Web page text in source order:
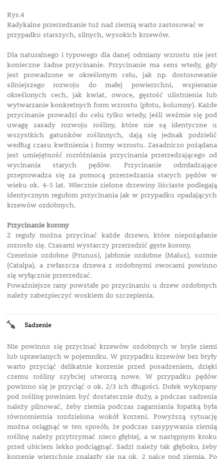
Rys.4
Radykalne przerzedzanie tuż nad ziemią warto zastosować w
przypadku starszych, silnych, wysokich krzewów.
Dla naturalnego i typowego dla danej odmiany wzrostu nie jest
konieczne żadne przycinanie. Przycinanie ma sens wtedy, gdy
jest prowadzone w określonym celu, jak np. dostosowanie
silniejszego rozwoju do małej powierzchni, wspieranie
określonych cech, jak kwiat, owoce, gęstość ulistnienia lub
wytwarzanie konkretnych form wzrostu (płotu, kolumny). Każde
przycinanie prowadzi do celu tylko wtedy, jeśli weźmie się pod
uwagę zasady rozwoju rośliny, które nie są identyczne u
wszystkich gatunków roślinnych, dają się jednak podzielić
według czasu kwitnienia i formy wzrostu. Zasadniczo pożądana
jest umiejętność rozróżniania przycinania przerzedzającego od
wycinania starych pędów. Przycinanie odmładzające
przeprowadza się za pomocą przerzedzania starych pędów w
wieku ok. 4-5 lat. Wiecznie zielone drzewiny liściaste podlegają
identycznym regułom przycinania jak w przypadku opadających
krzewów ozdobnych.
Przycinanie korony
Z reguły można przycinać każde drzewo, które niepożądanie
rozrosło się. Czasami wystarczy przerzedzić gęste korony.
Czereśnie ozdobne (Prunus), jabłonie ozdobne (Malus), surmie
(Catalpa), a zwłaszcza drzewa z ozdobnymi owocami powinno
się wyłącznie przerzedzać.
Poważniejsze rany powstałe po przycinaniu u drzew ozdobnych
należy zabezpieczyć woskiem do szczepienia.
Sadzenie
Nie powinno się przycinać krzewów ozdobnych w bryle ziemi
lub uprawianych w pojemniku. W przypadku krzewów bez bryły
warto przyciąć delikatnie korzenie przed posadzeniem, dzięki
czemu rośliny szybciej utworzą nowe. W przypadku pędów
powinno się je przyciąć o ok. 2/3 ich długości. Dołek wykopany
pod roślinę powinien być dostatecznie duży, a podczas sadzenia
należy pilnować, żeby ziemia podczas zagarniania łopatką była
równomiernia rozdzielona wokół korzeni. Powyższą sytuację
można osiągnąć w ten sposób, że podczas zasypywania ziemią
roślinę należy przytrzymać nieco głębiej, a w następnym kroku
przed ubiciem lekko podciągnąć. Sadzi należy tak głęboko, żeby
korzenie wierzchnie znalazły się na ok. 2 palce pod ziemią. Po